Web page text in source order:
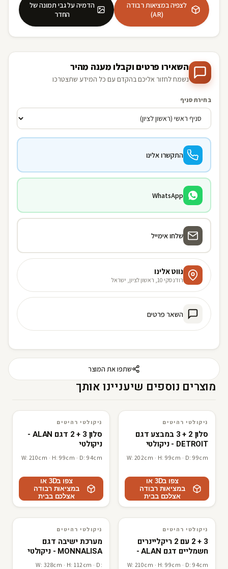
לצפיה במציאות רבודה
(AR)
הדמיה על גבי תמונה של
החדר
השאירו פרטים וקבלו מענה מהיר
נשמח לחזור אליכם בהקדם עם כל המידע שתצטרכו
בחירת סניף
התקשרו אלינו
WhatsApp
שלחו אימייל
נווט אלינו
רוז'נסקי 10, ראשון לציון, ישראל
השאר פרטים
שתפו את המוצר
מוצרים נוספים שיעניינו אותך
3D · AR
ניקולטי רהיטים
ניקולטי רהיטים
סלון 2 + 3 במבצע דגם
DETROIT - ניקולטי
W: 202cm · H: 99cm · D: 99cm
צפו ב3D או
במציאות רבודה
אצלכם בבית
3D · AR
ניקולטי רהיטים
ניקולטי רהיטים
סלון 3 + 2 דגם ALAN -
ניקולטי
W: 210cm · H: 99cm · D: 94cm
צפו ב3D או
במציאות רבודה
אצלכם בבית
3D · AR
ניקולטי רהיטים
ניקולטי רהיטים
3 + 2 עם 2 ריקליינרים
חשמליים דגם ALAN -
ניקולטי
W: 210cm · H: 99cm · D: 94cm
3D · AR
ניקולטי רהיטים
ניקולטי רהיטים
מערכת ישיבה דגם
MONNALISA - ניקולטי
W: 328cm · H: 112cm · D: